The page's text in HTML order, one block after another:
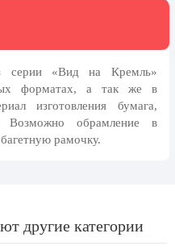
серии «Вид на Кремль»
форматах, а так же в
изготовления бумага,
Возможно обрамление в
рамочку.
другие категории